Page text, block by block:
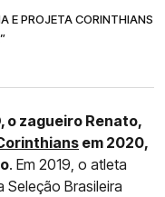
E PROJETA CORINTHIANS
o zagueiro Renato,
em 2020,
. Em 2019, o atleta
Brasileira